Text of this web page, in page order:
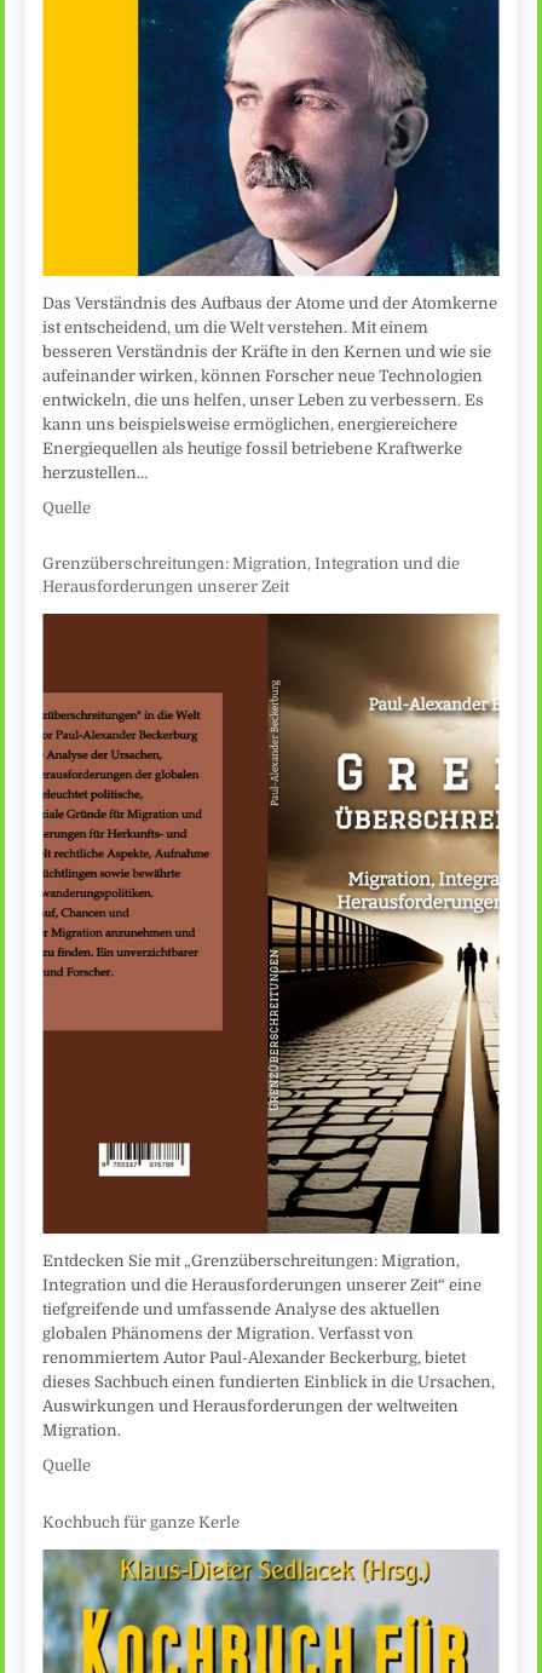
Das Verständnis des Aufbaus der Atome und der Atomkerne
ist entscheidend, um die Welt verstehen. Mit einem
besseren Verständnis der Kräfte in den Kernen und wie sie
aufeinander wirken, können Forscher neue Technologien
entwickeln, die uns helfen, unser Leben zu verbessern. Es
kann uns beispielsweise ermöglichen, energiereichere
Energiequellen als heutige fossil betriebene Kraftwerke
herzustellen…
Quelle
Grenzüberschreitungen: Migration, Integration und die
Herausforderungen unserer Zeit
Entdecken Sie mit „Grenzüberschreitungen: Migration,
Integration und die Herausforderungen unserer Zeit“ eine
tiefgreifende und umfassende Analyse des aktuellen
globalen Phänomens der Migration. Verfasst von
renommiertem Autor Paul-Alexander Beckerburg, bietet
dieses Sachbuch einen fundierten Einblick in die Ursachen,
Auswirkungen und Herausforderungen der weltweiten
Migration.
Quelle
Kochbuch für ganze Kerle